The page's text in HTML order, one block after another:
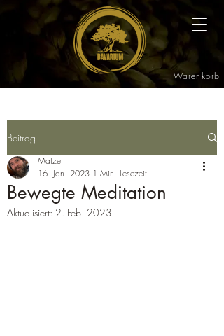
Warenkorb
Beitrag
Bewegte Meditation
Matze
16. Jan. 2023 1 Min. Lesezeit
Aktualisiert: 2. Feb. 2023